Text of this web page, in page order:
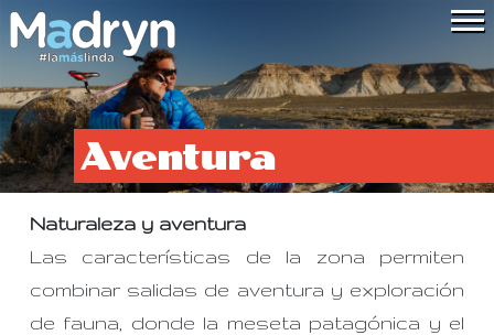
Aventura
Naturaleza y aventura
Las características de la zona permiten
combinar salidas de aventura y exploración
de fauna, donde la meseta patagónica y el